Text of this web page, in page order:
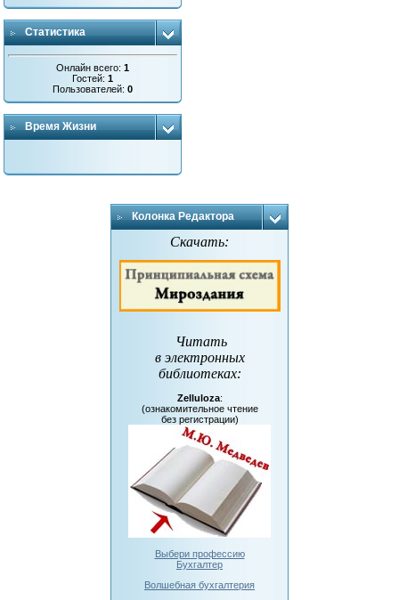
Статистика
Онлайн всего:1
Гостей:1
Пользователей:0
Время Жизни
Колонка Редактора
Скачать:
Читать
в электронных
библиотеках:
Zelluloza:
(ознакомительное чтение
без регистрации)
Выбери профессию
Бухгалтер
Волшебная бухгалтерия